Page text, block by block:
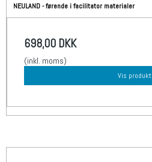
NEULAND - førende i facilitator materialer
698,00 DKK
(inkl. moms)
Vis produkt